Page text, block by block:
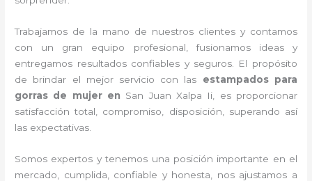
Trabajamos de la mano de nuestros clientes y contamos
con un gran equipo profesional, fusionamos ideas y
entregamos resultados confiables y seguros. El propósito
de brindar el mejor servicio con las estampados para
gorras de mujer en San Juan Xalpa Ii, es proporcionar
satisfacción total, compromiso, disposición, superando así
las expectativas.
Somos expertos y tenemos una posición importante en el
mercado, cumplida, confiable y honesta, nos ajustamos a